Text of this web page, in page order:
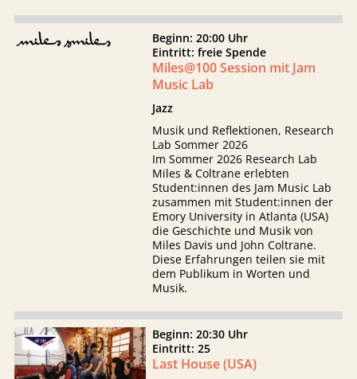
Beginn: 20:00 Uhr
Eintritt: freie Spende
Miles@100 Session mit Jam
Music Lab
Jazz
Musik und Reflektionen, Research
Lab Sommer 2026
Im Sommer 2026 Research Lab
Miles & Coltrane erlebten
Student:innen des Jam Music Lab
zusammen mit Student:innen der
Emory University in Atlanta (USA)
die Geschichte und Musik von
Miles Davis und John Coltrane.
Diese Erfahrungen teilen sie mit
dem Publikum in Worten und
Musik.
Beginn: 20:30 Uhr
Eintritt: 25
Last House (USA)